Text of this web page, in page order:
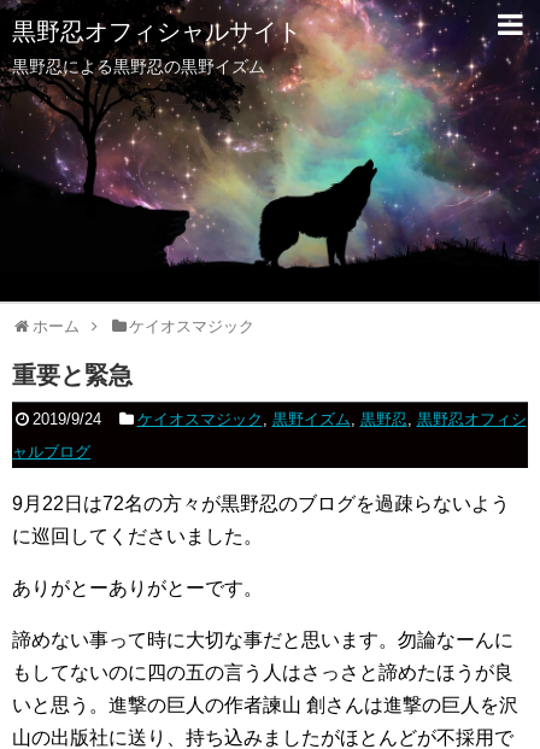
黒野忍オフィシャルサイト
黒野忍による黒野忍の黒野イズム
ホーム ケイオスマジック
重要と緊急
2019/9/24 ケイオスマジック , 黒野イズム, 黒野忍, 黒野忍オフィシ
ャルブログ
9月22日は72名の方々が黒野忍のブログを過疎らないよう
に巡回してくださいました。
ありがとーありがとーです。
諦めない事って時に大切な事だと思います。勿論なーんに
もしてないのに四の五の言う人はさっさと諦めたほうが良
いと思う。進撃の巨人の作者諫山 創さんは進撃の巨人を沢
山の出版社に送り、持ち込みましたがほとんどが不採用で